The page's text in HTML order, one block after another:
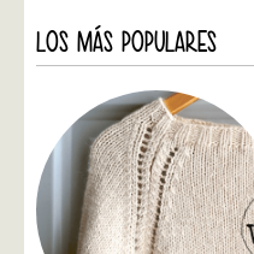
LOS MÁS POPULARES